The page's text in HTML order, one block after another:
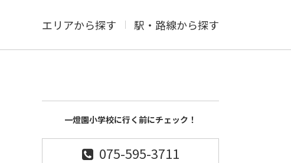
エリアから探す 駅・路線から探す
一燈園小学校に行く前にチェック！
075-595-3711